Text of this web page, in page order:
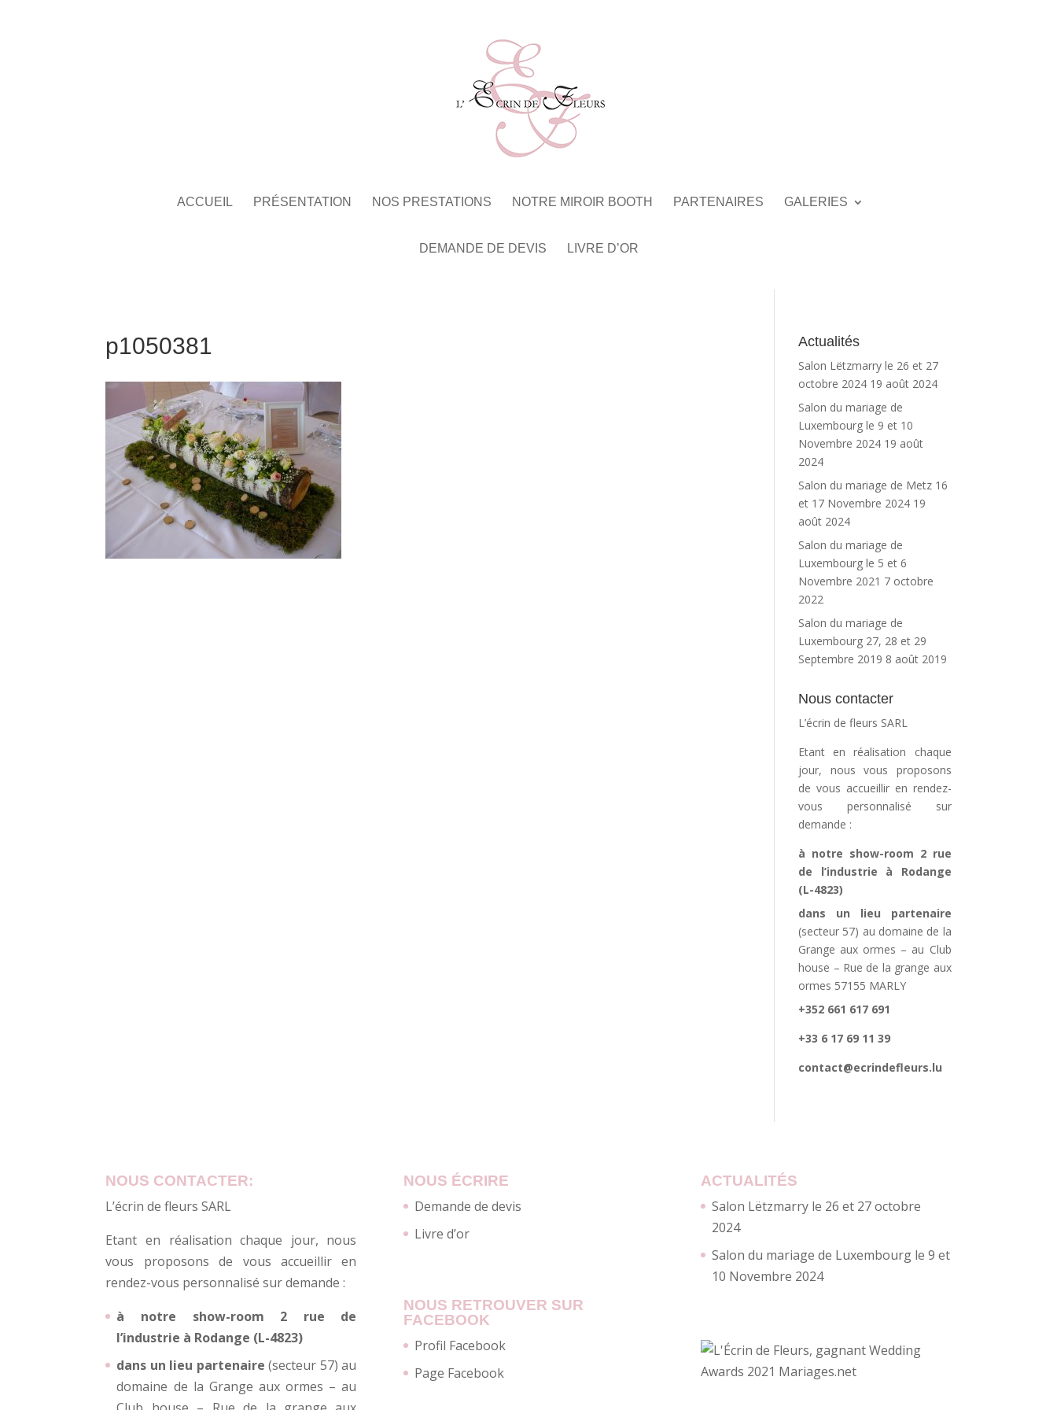
ACCUEIL PRÉSENTATION NOS PRESTATIONS NOTRE MIROIR BOOTH PARTENAIRES GALERIES
DEMANDE DE DEVIS LIVRE D’OR
p1050381 Actualités
Salon Lëtzmarry le 26 et 27
octobre 2024 19 août 2024
Salon du mariage de
Luxembourg le 9 et 10
Novembre 2024 19 août
2024
Salon du mariage de Metz 16
et 17 Novembre 2024 19
août 2024
Salon du mariage de
Luxembourg le 5 et 6
Novembre 2021 7 octobre
2022
Salon du mariage de
Luxembourg 27, 28 et 29
Septembre 2019 8 août 2019
Nous contacter
L’écrin de fleurs SARL
Etant en réalisation chaque
jour, nous vous proposons
de vous accueillir en rendez-
vous personnalisé sur
demande :
à notre show-room 2 rue
de l’industrie à Rodange
(L-4823)
dans un lieu partenaire
(secteur 57) au domaine de la
Grange aux ormes – au Club
house – Rue de la grange aux
ormes 57155 MARLY
+352 661 617 691
+33 6 17 69 11 39
contact@ecrindefleurs.lu
NOUS CONTACTER:
L’écrin de fleurs SARL
Etant en réalisation chaque jour, nous
vous proposons de vous accueillir en
rendez-vous personnalisé sur demande :
à notre show-room 2 rue de
l’industrie à Rodange (L-4823)
dans un lieu partenaire (secteur 57) au
domaine de la Grange aux ormes – au
NOUS ÉCRIRE
Demande de devis
Livre d’or
NOUS RETROUVER SUR
FACEBOOK
Profil Facebook
Page Facebook
ACTUALITÉS
Salon Lëtzmarry le 26 et 27 octobre
2024
Salon du mariage de Luxembourg le 9 et
10 Novembre 2024